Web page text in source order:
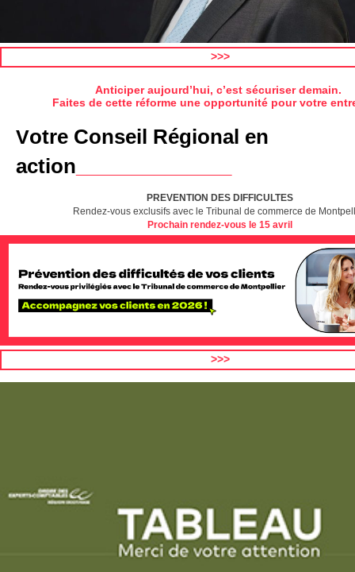
>>>
Anticiper aujourd’hui, c’est sécuriser demain.
Faites de cette réforme une opportunité pour votre
Votre Conseil Régional en
action
PREVENTION DES DIFFICULTES
Rendez-vous exclusifs avec le Tribunal de commerce de
Prochain rendez-vous le 15 avril
>>>